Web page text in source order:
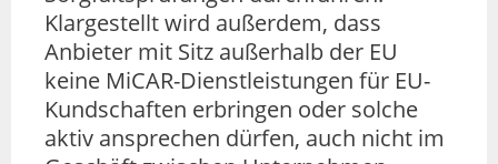
Klargestellt wird außerdem, dass
Anbieter mit Sitz außerhalb der EU
keine MiCAR-Dienstleistungen für EU-
Kundschaften erbringen oder solche
aktiv ansprechen dürfen, auch nicht im